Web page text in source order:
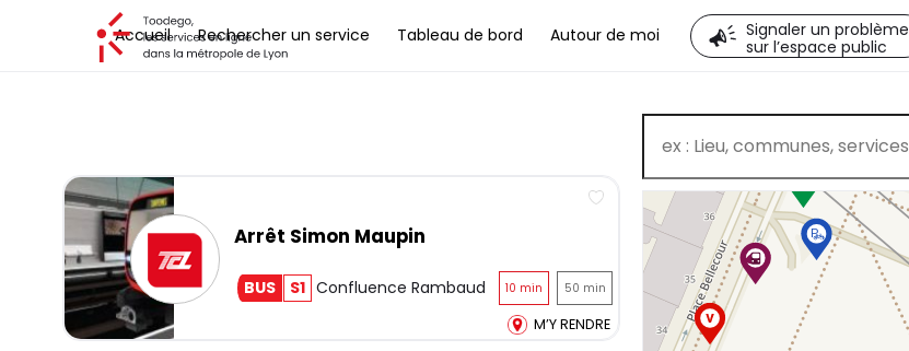
Accueil Rechercher un service Tableau de bord Autour de moi
Signaler un problème
sur l’espace public
Arrêt Simon Maupin
Ajouter au tableau de bord
BUS S1 Confluence Rambaud 10 min 50 min
M’Y RENDRE